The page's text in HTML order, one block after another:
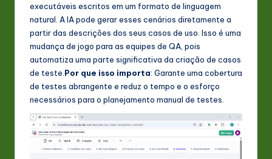
executáveis escritos em um formato de linguagem
natural. A IA pode gerar esses cenários diretamente a
partir das descrições dos seus casos de uso. Isso é uma
mudança de jogo para as equipes de QA, pois
automatiza uma parte significativa da criação de casos
de teste.Por que isso importa: Garante uma cobertura
de testes abrangente e reduz o tempo e o esforço
necessários para o planejamento manual de testes.